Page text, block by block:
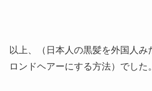
以上、（日本人の黒髪を外国人み
ロンドヘアーにする方法）でした。